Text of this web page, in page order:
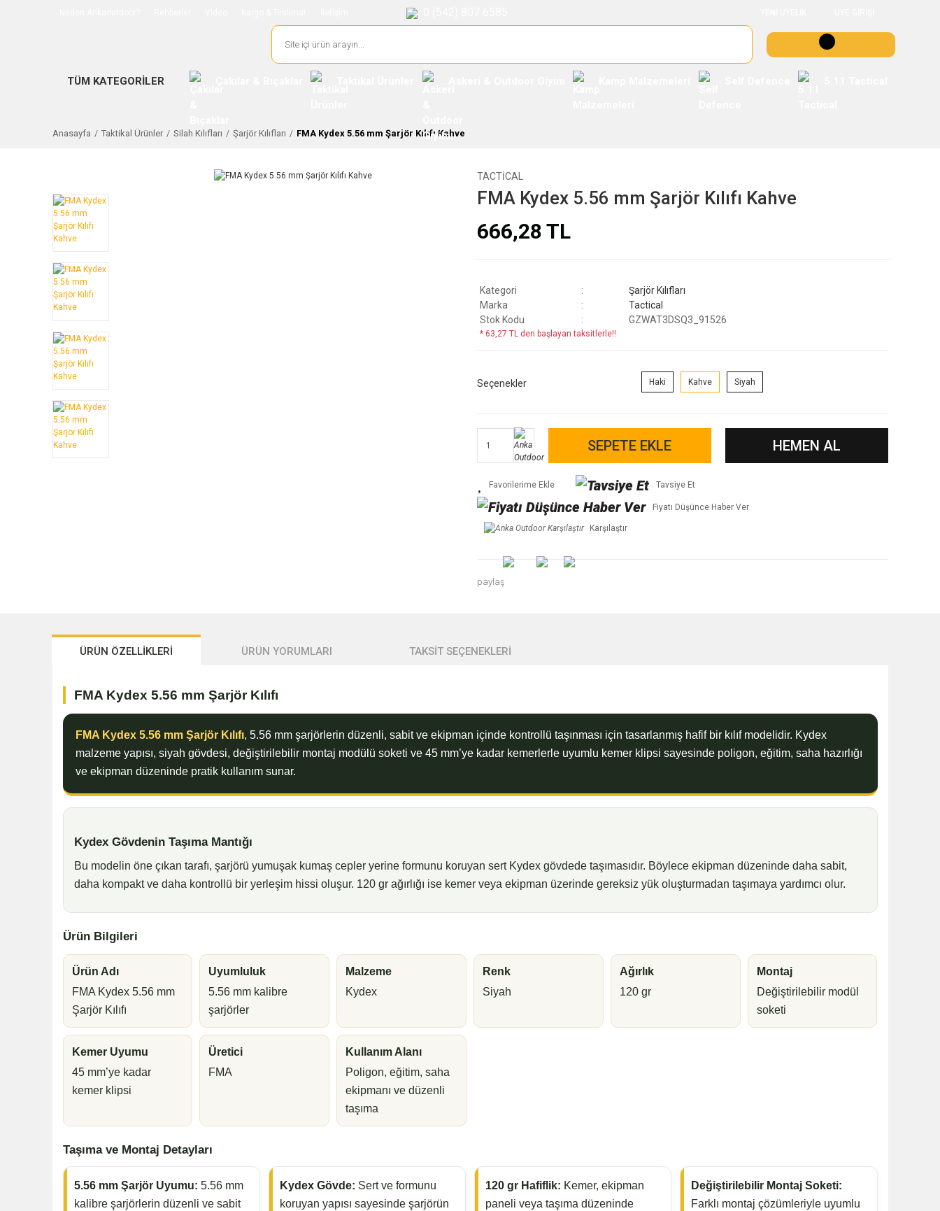
TÜM KATEGORİLER
Anasayfa Taktikal Ürünler Silah Kılıfları Şarjör Kılıfları FMA Kydex 5.56 mm Şarjör Kılıfı Kahve
TACTICAL
FMA Kydex 5.56 mm Şarjör Kılıfı Kahve
666,28 TL
Kategori
Şarjör Kılıfları
Marka
Tactical
Stok Kodu
GZWAT3DSQ3_91526
* 63,27 TL den başlayan taksitlerle!!
Seçenekler Haki Kahve Siyah
SEPETE EKLE HEMEN AL
Tavsiye Et
Fiyatı Düşünce Haber Ver
Karşılaştır
paylaş
ÜRÜN ÖZELLİKLERİ ÜRÜN YORUMLARI TAKSİT SEÇENEKLERİ
FMA Kydex 5.56 mm Şarjör Kılıfı
FMA Kydex 5.56 mm Şarjör Kılıfı, 5.56 mm şarjörlerin düzenli, sabit ve ekipman içinde kontrollü taşınması için tasarlanmış hafif bir kılıf modelidir. Kydex
malzeme yapısı, siyah gövdesi, değiştirilebilir montaj modülü soketi ve 45 mm’ye kadar kemerlerle uyumlu kemer klipsi sayesinde poligon, eğitim, saha hazırlığı
ve ekipman düzeninde pratik kullanım sunar.
Kydex Gövdenin Taşıma Mantığı
Bu modelin öne çıkan tarafı, şarjörü yumuşak kumaş cepler yerine formunu koruyan sert Kydex gövdede taşımasıdır. Böylece ekipman düzeninde daha sabit,
daha kompakt ve daha kontrollü bir yerleşim hissi oluşur. 120 gr ağırlığı ise kemer veya ekipman üzerinde gereksiz yük oluşturmadan taşımaya yardımcı olur.
Ürün Bilgileri
Ürün Adı
FMA Kydex 5.56 mm
Şarjör Kılıfı
Uyumluluk
5.56 mm kalibre
şarjörler
Malzeme
Kydex
Renk
Siyah
Ağırlık
120 gr
Montaj
Değiştirilebilir modül
soketi
Kemer Uyumu
45 mm’ye kadar
kemer klipsi
Üretici
FMA
Kullanım Alanı
Poligon, eğitim, saha
ekipmanı ve düzenli
taşıma
Taşıma ve Montaj Detayları
5.56 mm Şarjör Uyumu: 5.56 mm
kalibre şarjörlerin düzenli ve sabit
Kydex Gövde: Sert ve formunu
koruyan yapısı sayesinde şarjörün
120 gr Hafiflik: Kemer, ekipman
paneli veya taşıma düzeninde
Değiştirilebilir Montaj Soketi:
Farklı montaj çözümleriyle uyumlu